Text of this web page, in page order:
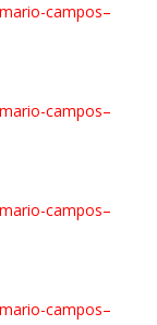
campos–
campos–
campos–
campos–